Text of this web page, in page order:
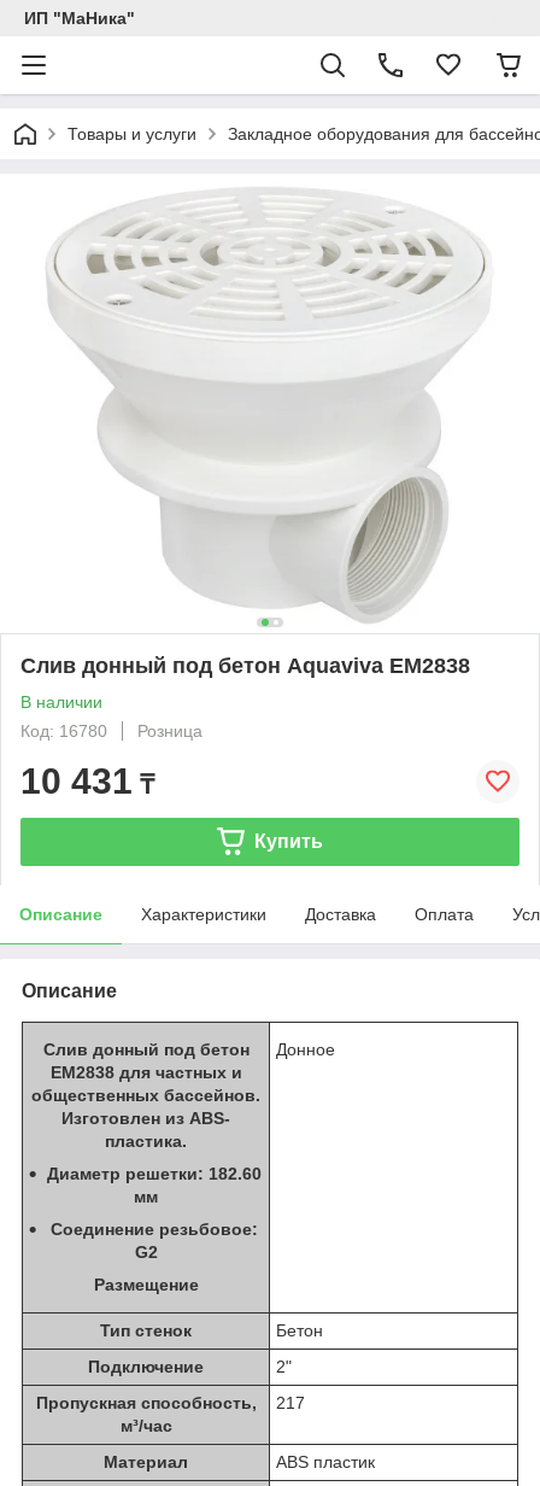
ИП "МаНика"
Товары и услуги Закладное оборудования для
Слив донный под бетон Aquaviva EM2838
В наличии
Код: 16780
Розница
10 431 ₸
Купить
Описание Характеристики Доставка Оплата
Описание
Слив донный под бетон
EM2838 для частных и
общественных бассейнов.
Изготовлен из ABS-
пластика.
Диаметр решетки: 182.60
мм
Соединение резьбовое:
G2
Размещение
Донное
Тип стенок
Бетон
Подключение
2"
Пропускная способность,
м³/час
217
Материал
ABS пластик